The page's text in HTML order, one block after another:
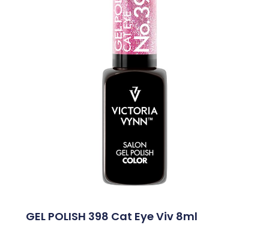
GEL POLISH 398 Cat Eye Viv 8ml